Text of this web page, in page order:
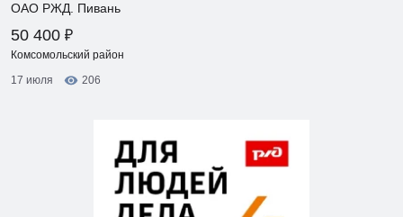
ОАО РЖД. Пивань
50 400 ₽
Комсомольский район
17 июля
206